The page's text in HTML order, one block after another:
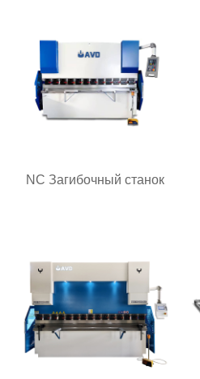
NC Загибочный станок